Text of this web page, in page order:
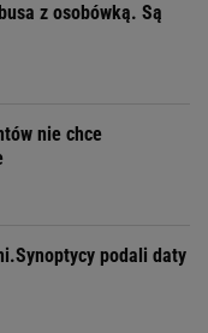
z osobówką. Są
nie chce
podali daty